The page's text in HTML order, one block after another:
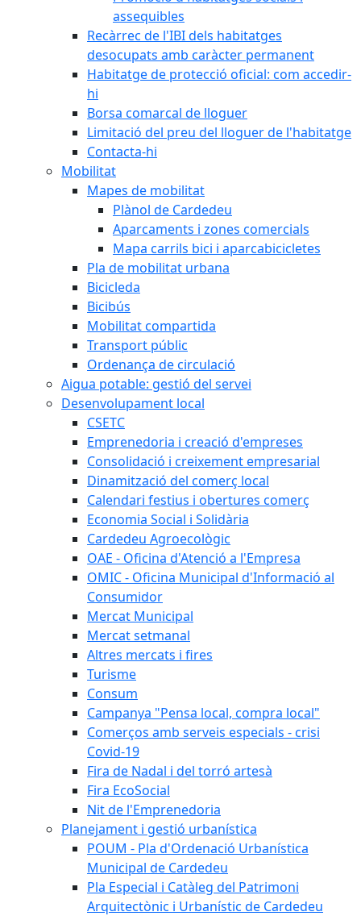
assequibles
Recàrrec de l'IBI dels habitatges
desocupats amb caràcter permanent
Habitatge de protecció oficial: com accedir-
hi
Borsa comarcal de lloguer
Limitació del preu del lloguer de l'habitatge
Contacta-hi
Mobilitat
Mapes de mobilitat
Plànol de Cardedeu
Aparcaments i zones comercials
Mapa carrils bici i aparcabicicletes
Pla de mobilitat urbana
Bicicleda
Bicibús
Mobilitat compartida
Transport públic
Ordenança de circulació
Aigua potable: gestió del servei
Desenvolupament local
CSETC
Emprenedoria i creació d'empreses
Consolidació i creixement empresarial
Dinamització del comerç local
Calendari festius i obertures comerç
Economia Social i Solidària
Cardedeu Agroecològic
OAE - Oficina d'Atenció a l'Empresa
OMIC - Oficina Municipal d'Informació al
Consumidor
Mercat Municipal
Mercat setmanal
Altres mercats i fires
Turisme
Consum
Campanya "Pensa local, compra local"
Comerços amb serveis especials - crisi
Covid-19
Fira de Nadal i del torró artesà
Fira EcoSocial
Nit de l'Emprenedoria
Planejament i gestió urbanística
POUM - Pla d'Ordenació Urbanística
Municipal de Cardedeu
Pla Especial i Catàleg del Patrimoni
Arquitectònic i Urbanístic de Cardedeu